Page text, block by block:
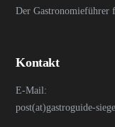
Der Gastronomieführer
Kontakt
E-Mail:
post(at)gastroguide-